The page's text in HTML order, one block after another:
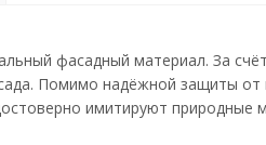
фасадный материал. За
Помимо надёжной защиты
имитируют природные